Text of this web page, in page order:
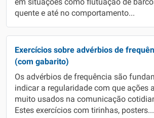
em situações como flutuação de
quente e até no comportamento...
Exercícios sobre advérbios de
(com gabarito)
Os advérbios de frequência são
indicar a regularidade com que ações
muito usados na comunicação
Estes exercícios com tirinhas, posters...